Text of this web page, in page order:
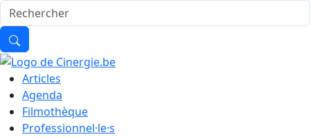
Articles
Agenda
Filmothèque
Professionnel·le·s